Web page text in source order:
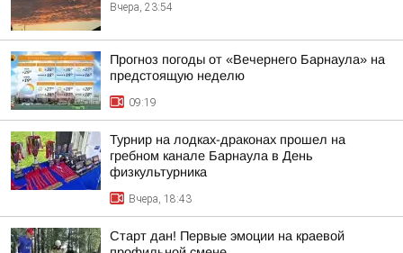
Вчера, 23:54
Прогноз погоды от «Вечернего Барнаула» на
предстоящую неделю
09:19
Турнир на лодках-драконах прошел на
гребном канале Барнаула в День
физкультурника
Вчера, 18:43
Старт дан! Первые эмоции на краевой